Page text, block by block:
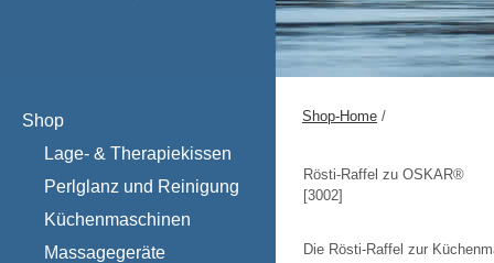
Shop
Lage- & Therapiekissen
Perlglanz und Reinigung
Küchenmaschinen
Massagegeräte
Shop-Home /
Rösti-Raffel zu OSKAR®
[3002]
Die Rösti-Raffel zur